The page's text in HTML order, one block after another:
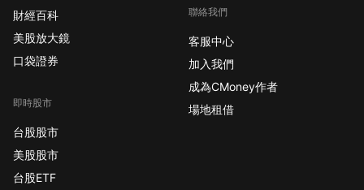
財經百科
美股放大鏡
口袋證券
即時股市
台股股市
美股股市
台股ETF
聯絡我們
客服中心
加入我們
成為CMoney作者
場地租借